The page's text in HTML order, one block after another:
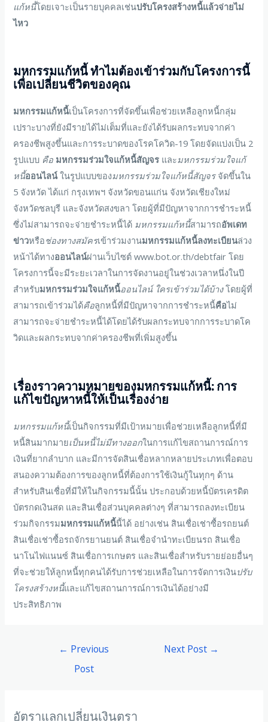
แก้หนี้โดยเจาะเป็นรายบุคคลเช่นปรับโครงสร้างหนี้แล้วจ่ายไม่
ไหว
มหกรรมแก้หนี้ทำไมต้องเข้าร่วมกับโครงการนี้
เพื่อเปลี่ยนชีวิตของคุณ
มหกรรมแก้หนี้เป็นโครงการที่จัดขึ้นเพื่อช่วยเหลือลูกหนี้กลุ่ม
เปราะบางที่ยังมีรายได้ไม่เต็มที่และยังได้รับผลกระทบจากค่า
ครองชีพสูงขึ้นและการระบาดของโรคโควิด-19 โดยจัดแบ่งเป็น 2
รูปแบบ คือ มหกรรมร่วมใจแก้หนี้สัญจร และมหกรรมร่วมใจแก้
หนี้ออนไลน์ ในรูปแบบของมหกรรมร่วมใจแก้หนี้สัญจรจัดขึ้นใน
5 จังหวัด ได้แก่ กรุงเทพฯ จังหวัดขอนแก่น จังหวัดเชียงใหม่
จังหวัดชลบุรี และจังหวัดสงขลา โดยผู้ที่มีปัญหาจากการชำระหนี้
ซึ่งไม่สามารถจะจ่ายชำระหนี้ได้ มหกรรมแก้หนี้สามารถอัพเดท
ข่าวหรือช่องทางสมัครเข้าร่วมงานมหกรรมแก้หนี้ลงทะเบียนล่วง
หน้าได้ทางออนไลน์ผ่านเว็บไซต์ www.bot.or.th/debtfair โดย
โครงการนี้จะมีระยะเวลาในการจัดงานอยู่ในช่วงเวลาหนึ่งในปี
สำหรับมหกรรมร่วมใจแก้หนี้ออนไลน์ ใครเข้าร่วมได้บ้างโดยผู้ที่
สามารถเข้าร่วมได้คือลูกหนี้ที่มีปัญหาจากการชำระหนี้คือไม่
สามารถจะจ่ายชำระหนี้ได้โดยได้รับผลกระทบจากการระบาดโค
วิดและผลกระทบจากค่าครองชีพที่เพิ่มสูงขึ้น
เรื่องราวความหมายของมหกรรมแก้หนี้: การ
แก้ไขปัญหาหนี้ให้เป็นเรื่องง่าย
มหกรรมแก้หนี้เป็นกิจกรรมที่มีเป้าหมายเพื่อช่วยเหลือลูกหนี้ที่มี
หนี้สินมากมายเป็นหนี้ไม่มีทางออกในการแก้ไขสถานการณ์การ
เงินที่ยากลำบาก และมีการจัดสินเชื่อหลากหลายประเภทเพื่อตอบ
สนองความต้องการของลูกหนี้ที่ต้องการใช้เงินกู้ในทุกๆ ด้าน
สำหรับสินเชื่อที่มีให้ในกิจกรรมนี้นั้น ประกอบด้วยหนี้บัตรเครดิต
บัตรกดเงินสด และสินเชื่อส่วนบุคคลต่างๆ ที่สามารถลงทะเบียน
ร่วมกิจกรรมมหกรรมแก้หนี้นี้ได้ อย่างเช่น สินเชื่อเช่าซื้อรถยนต์
สินเชื่อเช่าซื้อรถจักรยานยนต์ สินเชื่อจำนำทะเบียนรถ สินเชื่อ
นาโนไฟแนนซ์ สินเชื่อการเกษตร และสินเชื่อสำหรับรายย่อยอื่นๆ
ที่จะช่วยให้ลูกหนี้ทุกคนได้รับการช่วยเหลือในการจัดการเงินปรับ
โครงสร้างหนี้และแก้ไขสถานการณ์การเงินได้อย่างมี
ประสิทธิภาพ
← Previous
Post
Next Post →
อัตราแลกเปลี่ยนเงินตรา